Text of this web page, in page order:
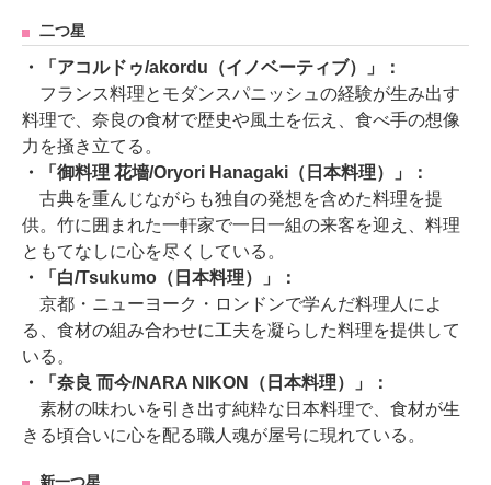
二つ星
・「アコルドゥ/akordu（イノベーティブ）」：
フランス料理とモダンスパニッシュの経験が生み出す
料理で、奈良の食材で歴史や風土を伝え、食べ手の想像
力を掻き立てる。
・「御料理 花墻/Oryori Hanagaki（日本料理）」：
古典を重んじながらも独自の発想を含めた料理を提
供。竹に囲まれた一軒家で一日一組の来客を迎え、料理
ともてなしに心を尽くしている。
・「白/Tsukumo（日本料理）」：
京都・ニューヨーク・ロンドンで学んだ料理人によ
る、食材の組み合わせに工夫を凝らした料理を提供して
いる。
・「奈良 而今/NARA NIKON（日本料理）」：
素材の味わいを引き出す純粋な日本料理で、食材が生
きる頃合いに心を配る職人魂が屋号に現れている。